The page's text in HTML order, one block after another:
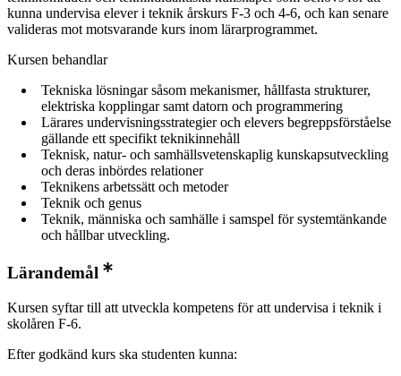
kunna undervisa elever i teknik årskurs F-3 och 4-6, och kan senare
valideras mot motsvarande kurs inom lärarprogrammet.
Kursen behandlar
Tekniska lösningar såsom mekanismer, hållfasta strukturer,
elektriska kopplingar samt datorn och programmering
Lärares undervisningsstrategier och elevers begreppsförståelse
gällande ett specifikt teknikinnehåll
Teknisk, natur- och samhällsvetenskaplig kunskapsutveckling
och deras inbördes relationer
Teknikens arbetssätt och metoder
Teknik och genus
Teknik, människa och samhälle i samspel för systemtänkande
och hållbar utveckling.
Lärandemål
Kursen syftar till att utveckla kompetens för att undervisa i teknik i
skolåren F-6.
Efter godkänd kurs ska studenten kunna: